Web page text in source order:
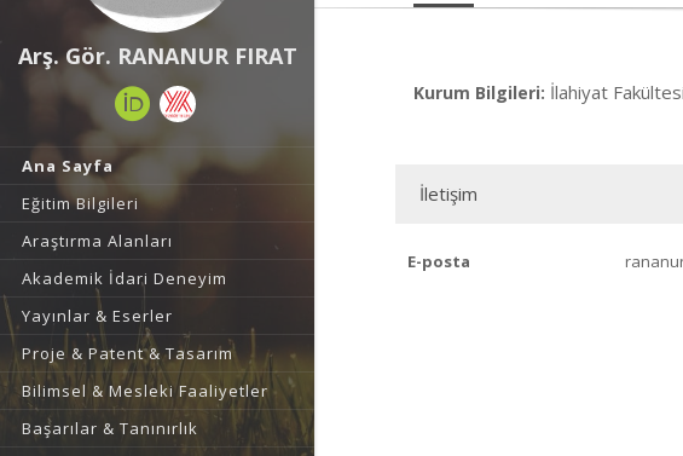
Arş. Gör. RANANUR FIRAT
Ana Sayfa
Eğitim Bilgileri
Araştırma Alanları
Akademik İdari Deneyim
Yayınlar & Eserler
Proje & Patent & Tasarım
Bilimsel & Mesleki Faaliyetler
Başarılar & Tanınırlık
Kurum Bilgileri: İlahiyat
İletişim
E-posta